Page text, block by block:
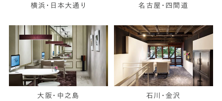
横浜・日本大通り 名古屋・四間道
大阪・中之島 石川・金沢